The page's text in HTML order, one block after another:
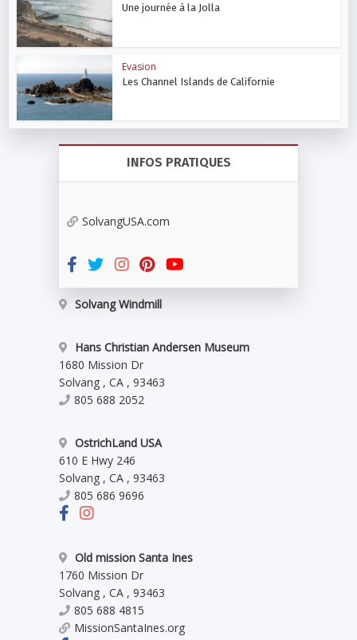
Une journée à la Jolla
Evasion
Les Channel Islands de Californie
INFOS PRATIQUES
SolvangUSA.com
Solvang Windmill
Hans Christian Andersen Museum
1680 Mission Dr
Solvang , CA , 93463
805 688 2052
OstrichLand USA
610 E Hwy 246
Solvang , CA , 93463
805 686 9696
Old mission Santa Ines
1760 Mission Dr
Solvang , CA , 93463
805 688 4815
MissionSantaInes.org